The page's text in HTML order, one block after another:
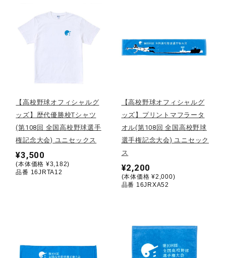
寝具／ミズノスリープ
サポーター
健康／エクササイズ
コラボ／ライセンス
【高校野球オフィシャルグ
ッズ】歴代優勝校Tシャツ
(第108回 全国高校野球選手
権記念大会) ユニセックス
¥3,500
(本体価格 ¥3,182)
品番 16JRTA12
【高校野球オフィシャルグ
ッズ】プリントマフラータ
オル(第108回 全国高校野球
選手権記念大会) ユニセック
ス
¥2,200
(本体価格 ¥2,000)
品番 16JRXA52